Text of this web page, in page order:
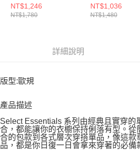
衣 63474254
NT$1,246
NT$1,780
63646301
NT$1,036
NT$1,480
詳細說明
版型:歐規
產品描述
Select Essentials 系列由經典且實穿的
合，都能讓你的衣櫥保持俐落有型。從
合的包款到各式層次穿搭單品，像這款
品，都是你日復一日會拿來穿著的必備